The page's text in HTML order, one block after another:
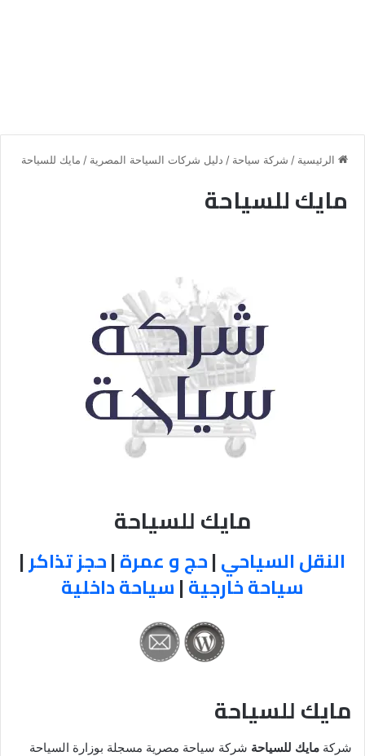
الرئيسية / شركة سياحة / دليل شركات السياحة المصرية / مايك للسياحة
مايك للسياحة
مايك للسياحة
النقل السياحي|حج و عمرة|حجز تذاكر|
سياحة خارجية|سياحة داخلية
مايك للسياحة
شركة مايك للسياحة شركة سياحة مصرية مسجلة بوزارة السياحة